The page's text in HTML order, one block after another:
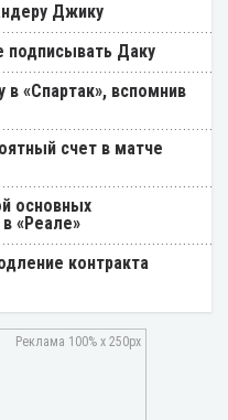
Джику
подписывать Даку
«Спартак», вспомнив
счет в матче
основных
«Реале»
контракта